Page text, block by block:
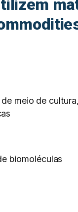
meio de
biomoléculas